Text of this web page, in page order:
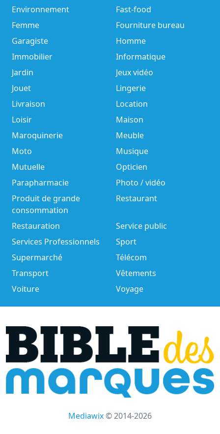
Environnement
Fast-food
Femme
Fourniture bureau
Garagiste
Homme
Immobilier
Informatique
Jardin
Jeux vidéo
Jouet
Lingerie
Livraison
Location
Loisir
Maison
Maroquinerie
Meuble
Moto
Musique
Mutuelle
Opticien
Parapharmacie
Photo / vidéo
Produit de grande
consommation
Restaurant
Restauration
Service public
Services Professionnels
Sport
Supermarché
Télécom
Transport
Vêtements
Voiture
Voyage
Mediawix© 2014-2026